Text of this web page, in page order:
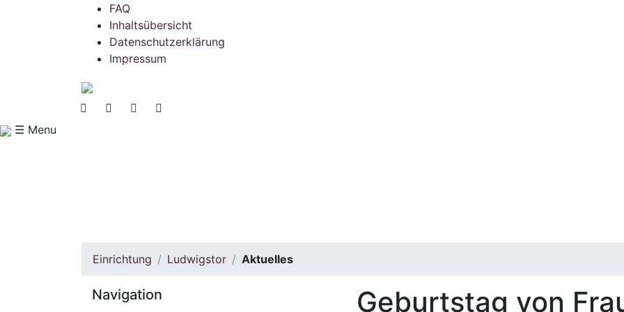
FAQ
Inhaltsübersicht
Datenschutzerklärung
Impressum
☰ Menu
Einrichtung Ludwigstor Aktuelles
Navigation Geburtstag von